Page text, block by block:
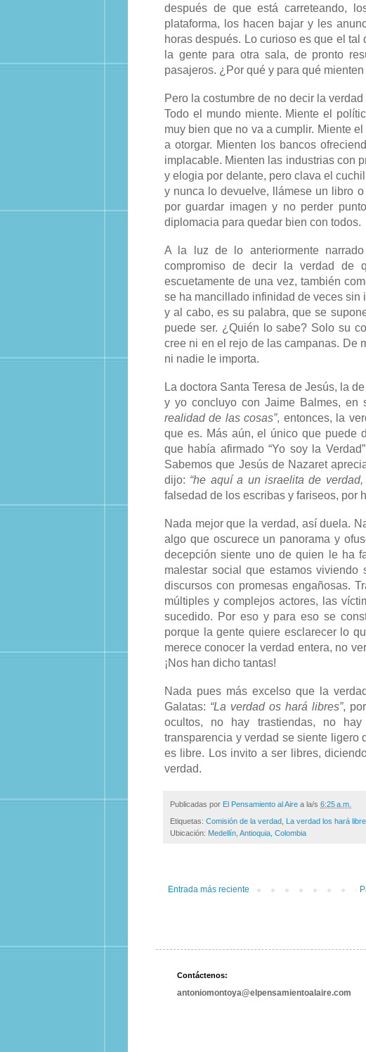
después de que está carreteando,
plataforma, los hacen bajar y les
horas después. Lo curioso es que el
la gente para otra sala, de pronto
pasajeros. ¿Por qué y para qué
Pero la costumbre de no decir la
Todo el mundo miente. Miente el
muy bien que no va a cumplir. Miente
a otorgar. Mienten los bancos
implacable. Mienten las industrias con
y elogia por delante, pero clava el
y nunca lo devuelve, llámese un libro
por guardar imagen y no perder
diplomacia para quedar bien con todos.
A la luz de lo anteriormente
compromiso de decir la verdad de
escuetamente de una vez, también
se ha mancillado infinidad de veces sin
y al cabo, es su palabra, que se
puede ser. ¿Quién lo sabe? Solo su
cree ni en el rejo de las campanas. De
ni nadie le importa.
La doctora Santa Teresa de Jesús, la
y yo concluyo con Jaime Balmes, en
realidad de las cosas”, entonces, la
que es. Más aún, el único que puede
que había afirmado “Yo soy la
Sabemos que Jesús de Nazaret
dijo: “he aquí a un israelita de
falsedad de los escribas y fariseos, por
Nada mejor que la verdad, así duela.
algo que oscurece un panorama y
decepción siente uno de quien le ha
malestar social que estamos viviendo
discursos con promesas engañosas.
múltiples y complejos actores, las
sucedido. Por eso y para eso se
porque la gente quiere esclarecer lo
merece conocer la verdad entera, no
¡Nos han dicho tantas!
Nada pues más excelso que la
Galatas: “La verdad os hará libres”,
ocultos, no hay trastiendas, no
transparencia y verdad se siente
es libre. Los invito a ser libres,
verdad.
Publicadas por El Pensamiento al Aire a la/s 6:25 a.m.
Etiquetas: Comisión de la verdad, La verdad los hará
Ubicación: Medellín, Antioquia, Colombia
Entrada más reciente
Contáctenos:
antoniomontoya@elpensamientoalaire.com